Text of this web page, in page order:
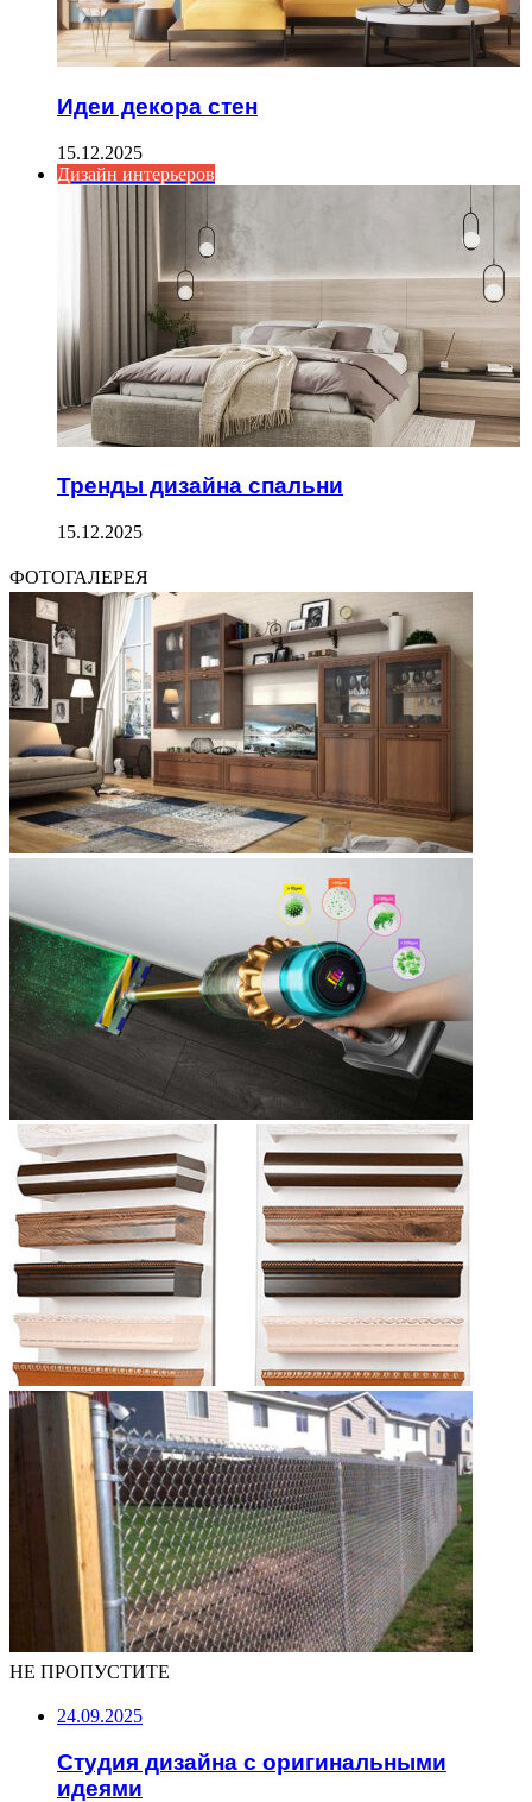
Идеи декора стен
15.12.2025
Дизайн интерьеров
Тренды дизайна спальни
15.12.2025
ФОТОГАЛЕРЕЯ
НЕ ПРОПУСТИТЕ
24.09.2025
Студия дизайна с оригинальными
идеями